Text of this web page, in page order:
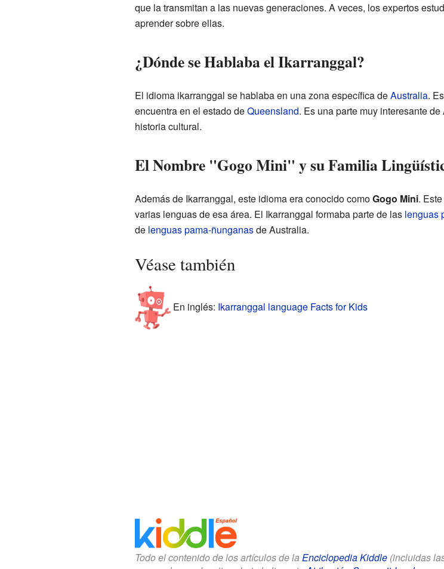
que la transmitan a las nuevas generaciones. A veces, los expertos
aprender sobre ellas.
¿Dónde se Hablaba el Ikarranggal?
El idioma ikarranggal se hablaba en una zona específica deAustralia.
encuentra en el estado deQueensland. Es una parte muy interesante
historia cultural.
El Nombre "Gogo Mini" y su Familia
Además de Ikarranggal, este idioma era conocido comoGogo Mini.
varias lenguas de esa área. El Ikarranggal formaba parte de las lenguas
de lenguas pama-ñunganasde Australia.
Véase también
En inglés: Ikarranggal language Facts for Kids
Todo el contenido de los artículos de la Enciclopedia Kiddle(incluidas